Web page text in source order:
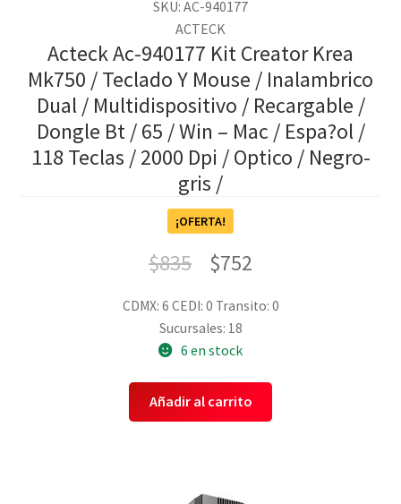
SKU: AC-940177
ACTECK
Acteck Ac-940177 Kit Creator Krea
Mk750 / Teclado Y Mouse / Inalambrico
Dual / Multidispositivo / Recargable /
Dongle Bt / 65 / Win – Mac / Espa?ol /
118 Teclas / 2000 Dpi / Optico / Negro-
gris /
¡OFERTA!
$835 $752
CDMX: 6 CEDI: 0 Transito: 0
Sucursales: 18
6 en stock
Añadir al carrito